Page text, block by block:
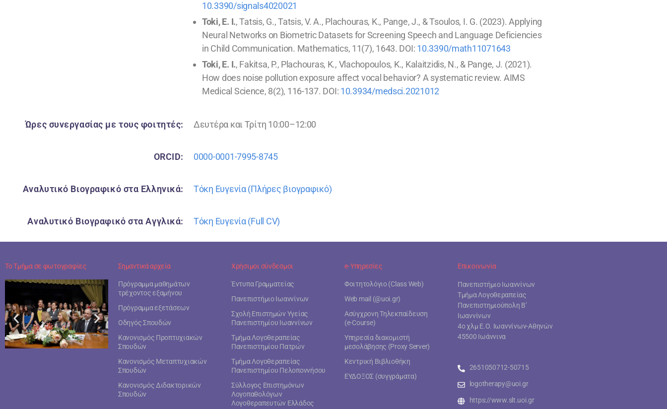
10.3390/signals4020021
Toki, E. I., Tatsis, G., Tatsis, V. A., Plachouras, K., Pange, J., & Tsoulos, I. G. (2023). Applying
Neural Networks on Biometric Datasets for Screening Speech and Language Deficiencies
in Child Communication. Mathematics, 11(7), 1643. DOI: 10.3390/math11071643
Toki, E. I., Fakitsa, P., Plachouras, K., Vlachopoulos, K., Kalaitzidis, N., & Pange, J. (2021).
How does noise pollution exposure affect vocal behavior? A systematic review. AIMS
Medical Science, 8(2), 116-137. DOI: 10.3934/medsci.2021012
Ώρες συνεργασίας με τους φοιτητές: Δευτέρα και Τρίτη 10:00–12:00
ORCID: 0000-0001-7995-8745
Αναλυτικό Βιογραφικό στα Ελληνικά: Τόκη Ευγενία (Πλήρες βιογραφικό)
Αναλυτικό Βιογραφικό στα Αγγλικά: Τόκη Ευγενία (Full CV)
Το Τμήμα σε φωτογραφίες Σημαντικά αρχεία
Πρόγραμμα μαθημάτων
τρέχοντος εξαμήνου
Πρόγραμμα εξετάσεων
Οδηγός Σπουδών
Κανονισμός Προπτυχιακών
Σπουδών
Κανονισμός Μεταπτυχιακών
Σπουδών
Κανονισμός Διδακτορικών
Σπουδών
Χρήσιμοι σύνδεσμοι
Έντυπα Γραμματείας
Πανεπιστήμιο Ιωαννίνων
Σχολή Επιστημών Υγείας
Πανεπιστημίου Ιωαννίνων
Τμήμα Λογοθεραπείας
Πανεπιστημίου Πατρών
Τμήμα Λογοθεραπείας
Πανεπιστημίου Πελοποννήσου
Σύλλογος Επιστημόνων
Λογοπαθολόγων
Λογοθεραπευτών Ελλάδος
e- Υπηρεσίες
Φοιτητολόγιο (Class Web)
Web mail (@uoi.gr)
Ασύγχρονη Τηλεκπαίδευση
(e-Course)
Υπηρεσία διακομιστή
μεσολάβησης (Proxy Server)
Κεντρική Βιβλιοθήκη
ΕΥΔΟΞΟΣ (συγγράματα)
Επικοινωνία
Πανεπιστήμιο Ιωαννίνων
Τμήμα Λογοθεραπείας
Πανεπιστημιούπολη Β’
Ιωαννίνων
4ο χλμ Ε.Ο. Ιωαννίνων-Αθηνών
45500 Ιωάννινα
2651050712-50715
logotherapy@uoi.gr
https://www.slt.uoi.gr